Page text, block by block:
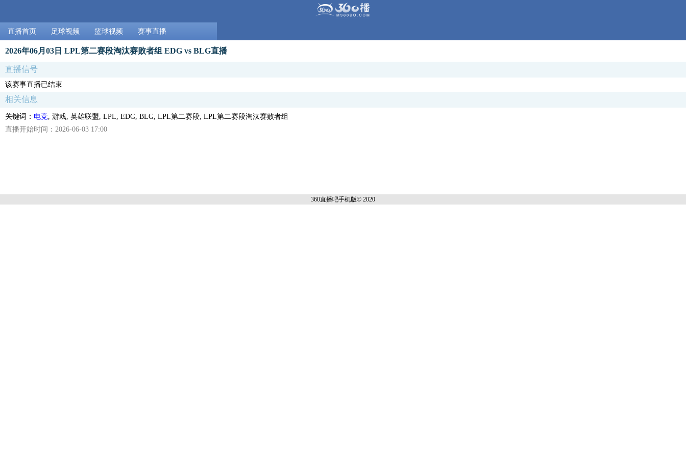
直播首页 足球视频 篮球视频 赛事直播
2026年06月03日 LPL第二赛段淘汰赛败者组 EDG vs BLG直播
直播信号
该赛事直播已结束
相关信息
关键词： 电竞 , 游戏, 英雄联盟, LPL, EDG, BLG, LPL第二赛段, LPL第二赛段淘汰赛败者组
直播开始时间：2026-06-03 17:00
360直播吧手机版© 2020